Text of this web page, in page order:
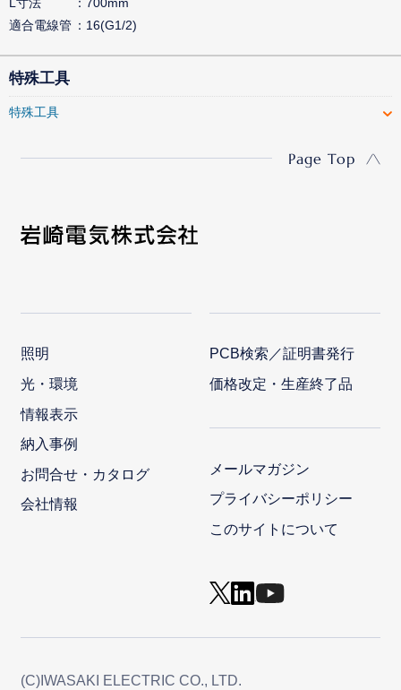
適合電線管
16(G1/2)
特殊工具
特殊工具
Page Top
照明
光・環境
情報表示
納入事例
お問合せ・カタログ
会社情報
PCB検索／証明書発行
価格改定・生産終了品
メールマガジン
プライバシーポリシー
このサイトについて
(C)IWASAKI ELECTRIC CO., LTD.